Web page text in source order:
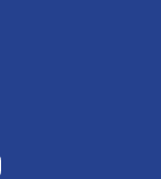
Instagram